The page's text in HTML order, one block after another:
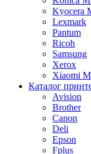
Kyocera
Lexmark
Pantum
Ricoh
Samsung
Xerox
Xiaomi
Каталог
Avision
Brother
Canon
Deli
Epson
Fplus